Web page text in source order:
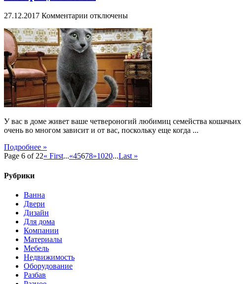
27.12.2017 Комментарии к
Кастрация
котов
отключены
У вас в доме живет ваше четвероногий любимиц семейства
очень во многом зависит и от вас, поскольку еще когда ...
Подробнее »
Page 6 of 22« First...«45678»1020...Last »
Рубрики
Ванна
Двери
Дизайн
Для дома
Компании
Материалы
Мебель
Недвижимость
Оборудование
Разбав